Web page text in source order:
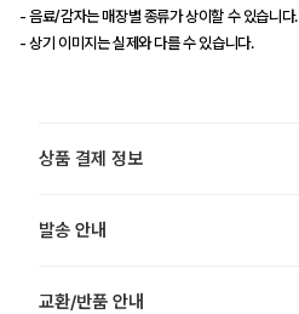
- 음료/감자는 매장별 종류가 상이할 수 있습니다.
- 상기 이미지는 실제와 다를 수 있습니다.
상품 결제 정보
발송 안내
교환/반품 안내